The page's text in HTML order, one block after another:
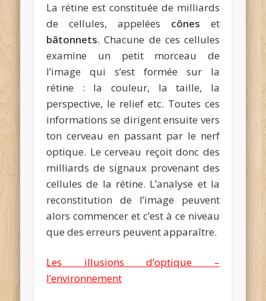
La rétine est constituée de milliards
de cellules, appelées cônes et
bâtonnets. Chacune de ces cellules
examine un petit morceau de
l’image qui s’est formée sur la
rétine : la couleur, la taille, la
perspective, le relief etc. Toutes ces
informations se dirigent ensuite vers
ton cerveau en passant par le nerf
optique. Le cerveau reçoit donc des
milliards de signaux provenant des
cellules de la rétine. L’analyse et la
reconstitution de l’image peuvent
alors commencer et c’est à ce niveau
que des erreurs peuvent apparaître.
Les illusions d’optique –
l’environnement